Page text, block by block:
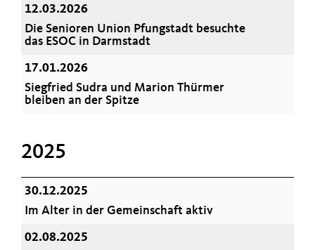
12.03.2026
Die Senioren Union Pfungstadt besuchte
das ESOC in Darmstadt
17.01.2026
Siegfried Sudra und Marion Thürmer
bleiben an der Spitze
2025
30.12.2025
Im Alter in der Gemeinschaft aktiv
02.08.2025